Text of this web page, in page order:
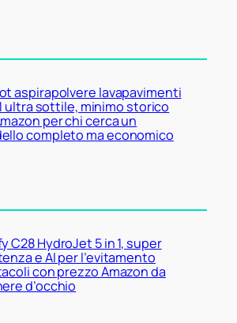
aspirapolvere lavapavimenti
ultra sottile, minimo storico
per chi cerca un
completo ma economico
C28 HydroJet 5 in 1, super
e AI per l’evitamento
con prezzo Amazon da
d’occhio